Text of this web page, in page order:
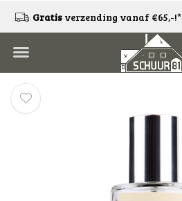
Gratis verzending vanaf €65,-!*